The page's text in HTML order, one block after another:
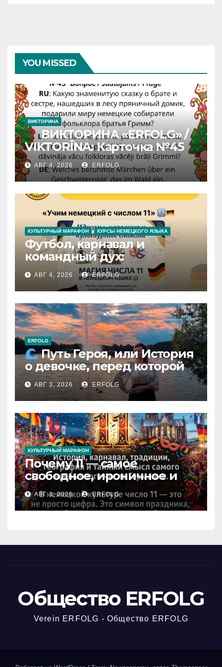
YOU MISSED
ВИКТОРИНА
ВИКТОРИНА «ERFOLG» /
VIKTORĪNA: Карточка №45
АВГ 4, 2026 ERFOLG
КУЛЬТУРНЫЙ МАРАФОН КУРСЫ НЕМЕЦКОГО ЯЗЫКА
Футбол, карнавал и
командный дух:
раскрываем секреты числа
11 в немецком языке!
АВГ 4, 2026 ERFOLG
ERFOLG
Путь Героя, или История
о девочке, перед которой
расступился океан
(И почему это про каждую
из нас)
АВГ 3, 2026 ERFOLG
КУЛЬТУРНЫЙ МАРАФОН
Почему 11 — самое
свободное, ироничное и
любимое число в
немецкой культуре?
АВГ 3, 2026 ERFOLG
Общество ERFOLG
Verein ERFOLG - Общество ERFOLG